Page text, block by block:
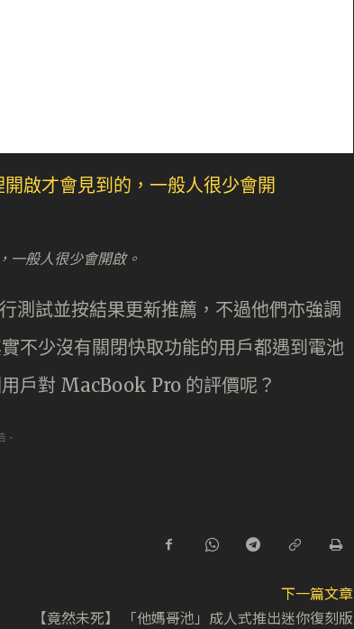
一般人很少會開啟。
試並按結果更新推薦，不過他們亦強調
不少沒有關閉快取功能的用戶都遇到電池
戶對 MacBook Pro 的評價呢？
-
下一篇文章
【竟然未死】 「他媽哥池」成人式推出迷你復刻版